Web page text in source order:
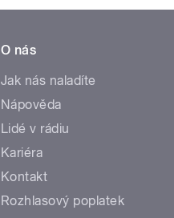
O nás
Jak nás naladíte
Nápověda
Lidé v rádiu
Kariéra
Kontakt
Rozhlasový poplatek